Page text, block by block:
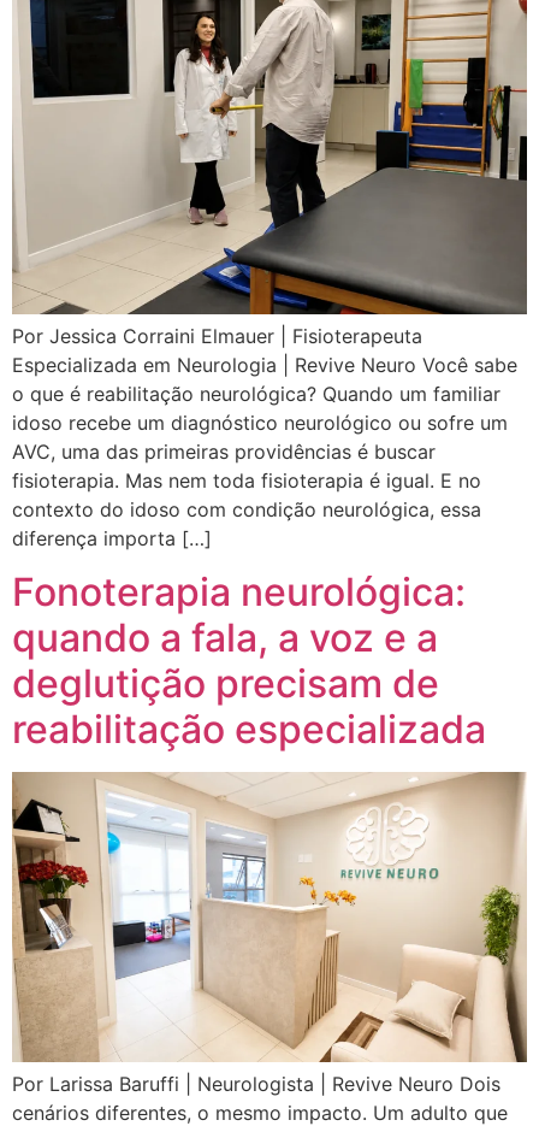
Por Jessica Corraini Elmauer | Fisioterapeuta
Especializada em Neurologia | Revive Neuro Você sabe
o que é reabilitação neurológica? Quando um familiar
idoso recebe um diagnóstico neurológico ou sofre um
AVC, uma das primeiras providências é buscar
fisioterapia. Mas nem toda fisioterapia é igual. E no
contexto do idoso com condição neurológica, essa
diferença importa […]
Fonoterapia neurológica:
quando a fala, a voz e a
deglutição precisam de
reabilitação especializada
Por Larissa Baruffi | Neurologista | Revive Neuro Dois
cenários diferentes, o mesmo impacto. Um adulto que